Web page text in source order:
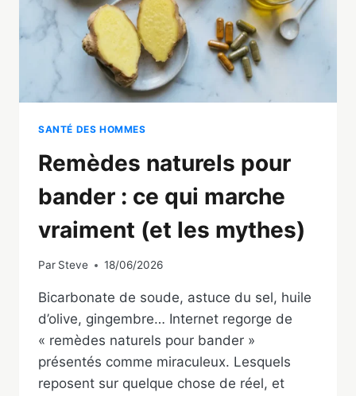
SANTÉ DES HOMMES
Remèdes naturels pour
bander : ce qui marche
vraiment (et les mythes)
Par Steve 18/06/2026
Bicarbonate de soude, astuce du sel, huile
d’olive, gingembre… Internet regorge de
« remèdes naturels pour bander »
présentés comme miraculeux. Lesquels
reposent sur quelque chose de réel, et